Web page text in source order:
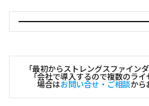
「最初からストレングスファイン
「会社で導入するので複数のライ
場合はお問い合せ・ご相談から